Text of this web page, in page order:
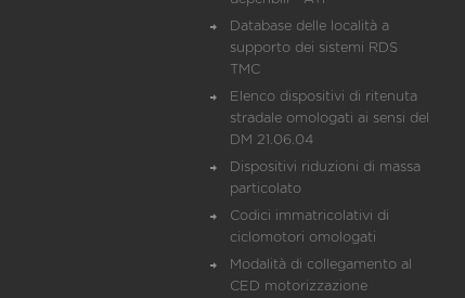
Database delle località a
supporto dei sistemi RDS
TMC
Elenco dispositivi di ritenuta
stradale omologati ai sensi del
DM 21.06.04
Dispositivi riduzioni di massa
particolato
Codici immatricolativi di
ciclomotori omologati
Modalità di collegamento al
CED motorizzazione